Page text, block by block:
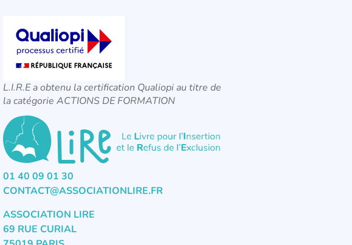
L.I.R.E a obtenu la certification Qualiopi au titre de
la catégorie ACTIONS DE FORMATION
01 40 09 01 30
CONTACT@ASSOCIATIONLIRE.FR
ASSOCIATION LIRE
69 RUE CURIAL